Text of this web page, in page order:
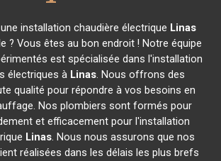
installation chaudière électrique Linas
? Vous êtes au bon endroit ! Notre équipe
est spécialisée dans l'installation
électriques à Linas. Nous offrons des
qualité pour répondre à vos besoins en
Nos plombiers sont formés pour
et efficacement pour l'installation
Linas. Nous nous assurons que nos
réalisées dans les délais les plus brefs